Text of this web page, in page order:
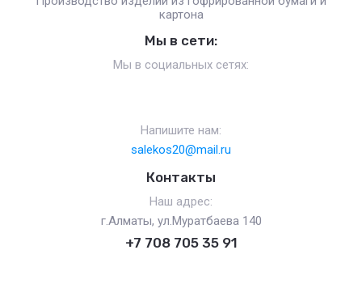
картона
Мы в сети:
Мы в социальных сетях:
Напишите нам:
salekos20@mail.ru
Контакты
Наш адрес:
г.Алматы, ул.Муратбаева 140
+7 708 705 35 91